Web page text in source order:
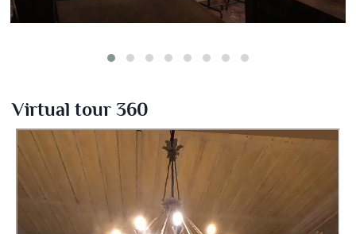
Virtual tour 360